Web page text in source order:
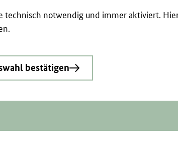
technisch notwendig und immer aktiviert.
bestätigen